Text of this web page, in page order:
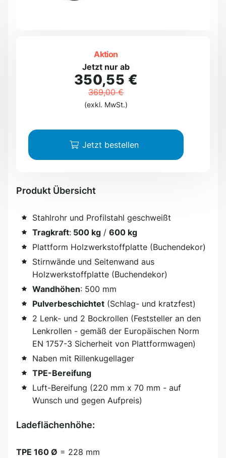
Aktion
Jetzt nur ab
350,55 €
369,00 €
(exkl. MwSt.)
Jetzt bestellen
Produkt Übersicht
Stahlrohr und Profilstahl geschweißt
Tragkraft: 500 kg / 600 kg
Plattform Holzwerkstoffplatte (Buchendekor)
Stirnwände und Seitenwand aus
Holzwerkstoffplatte (Buchendekor)
Wandhöhen: 500 mm
Pulverbeschichtet (Schlag- und kratzfest)
2 Lenk- und 2 Bockrollen (Feststeller an den
Lenkrollen - gemäß der Europäischen Norm
EN 1757-3 Sicherheit von Plattformwagen)
Naben mit Rillenkugellager
TPE-Bereifung
Luft-Bereifung (220 mm x 70 mm - auf
Wunsch und gegen Aufpreis)
Ladeflächenhöhe:
TPE 160 Ø = 228 mm